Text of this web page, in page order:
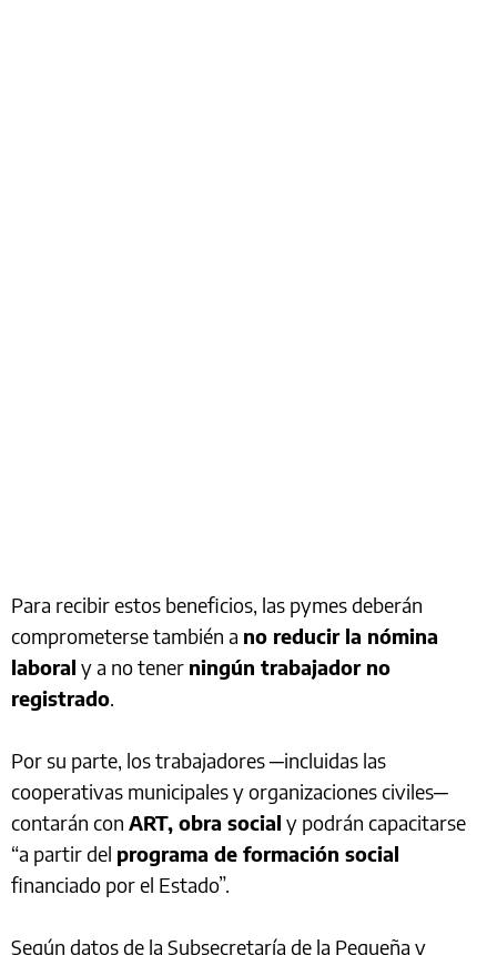
Para recibir estos beneficios, las pymes deberán
comprometerse también a no reducir la nómina
laboral y a no tener ningún trabajador no
registrado.
Por su parte, los trabajadores ─incluidas las
cooperativas municipales y organizaciones civiles─
contarán con ART, obra social y podrán capacitarse
“a partir del programa de formación social
financiado por el Estado”.
Según datos de la Subsecretaría de la Pequeña y